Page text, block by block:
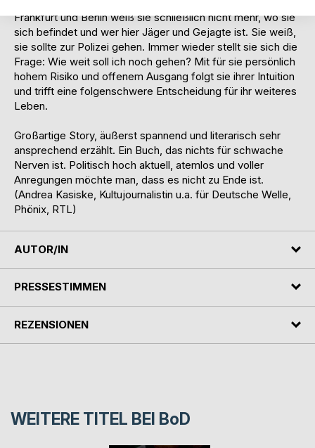
Frankfurt und Berlin weiß sie schließlich nicht mehr, wo sie
sich befindet und wer hier Jäger und Gejagte ist. Sie weiß,
sie sollte zur Polizei gehen. Immer wieder stellt sie sich die
Frage: Wie weit soll ich noch gehen? Mit für sie persönlich
hohem Risiko und offenem Ausgang folgt sie ihrer Intuition
und trifft eine folgenschwere Entscheidung für ihr weiteres
Leben.
Großartige Story, äußerst spannend und literarisch sehr
ansprechend erzählt. Ein Buch, das nichts für schwache
Nerven ist. Politisch hoch aktuell, atemlos und voller
Anregungen möchte man, dass es nicht zu Ende ist.
(Andrea Kasiske, Kultujournalistin u.a. für Deutsche Welle,
Phönix, RTL)
AUTOR/IN
PRESSESTIMMEN
REZENSIONEN
WEITERE TITEL BEI BoD